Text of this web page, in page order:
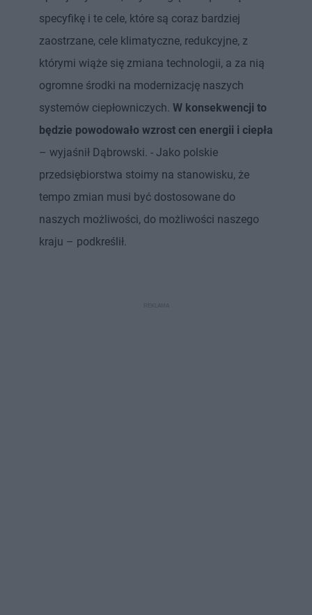
specyfikę i te cele, które są coraz bardziej
zaostrzane, cele klimatyczne, redukcyjne, z
którymi wiąże się zmiana technologii, a za nią
ogromne środki na modernizację naszych
systemów ciepłowniczych. W konsekwencji to
będzie powodowało wzrost cen energii i ciepła
– wyjaśnił Dąbrowski. - Jako polskie
przedsiębiorstwa stoimy na stanowisku, że
tempo zmian musi być dostosowane do
naszych możliwości, do możliwości naszego
kraju – podkreślił.